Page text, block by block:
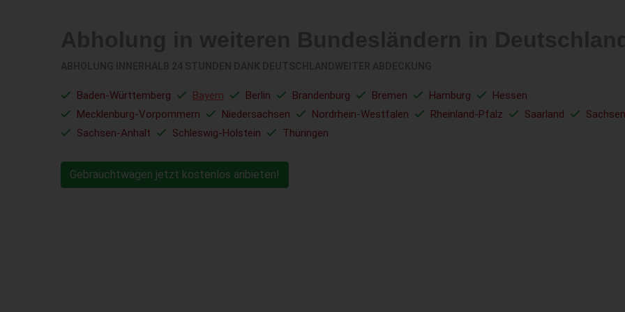
Baden-Württemberg Bayern Berlin Brandenburg Bremen Hamburg
Hessen
Mecklenburg-Vorpommern
Niedersachsen Nordrhein-Westfalen Rheinland-Pfalz Saarland
Sachsen
Sachsen-Anhalt
Schleswig-Holstein Thüringen
Gebrauchtwagen jetzt kostenlos anbieten!